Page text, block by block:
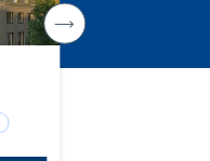
Aller
à